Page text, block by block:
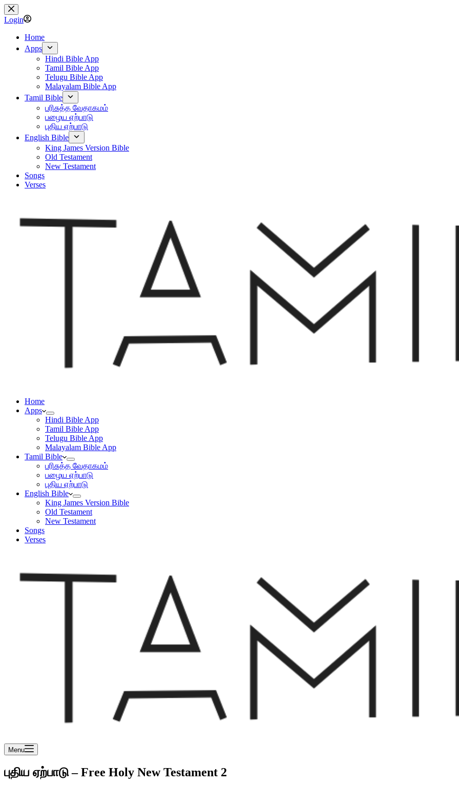
Skip
to
content
Login
Home
Apps
Hindi Bible App
Tamil Bible App
Telugu Bible App
Malayalam Bible App
Tamil Bible
பரிசுத்த வேதாகமம்
பழைய ஏற்பாடு
புதிய ஏற்பாடு
English Bible
King James Version Bible
Old Testament
New Testament
Songs
Verses
Home
Apps
Hindi Bible App
Tamil Bible App
Telugu Bible App
Malayalam Bible App
Tamil Bible
பரிசுத்த வேதாகமம்
பழைய ஏற்பாடு
புதிய ஏற்பாடு
English Bible
King James Version Bible
Old Testament
New Testament
Songs
Verses
Menu
புதிய ஏற்பாடு – Free Holy New Testament 2